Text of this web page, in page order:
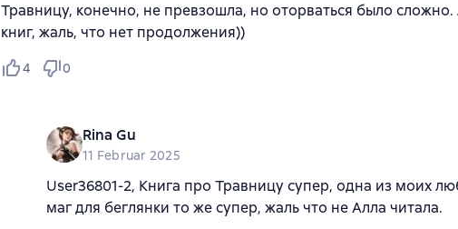
Травницу, конечно, не превзошла, но оторваться было
книг, жаль, что нет продолжения))
4 0
Rina Gu
11 Februar 2025
User36801-2, Книга про Травницу супер, одна из моих
маг для беглянки то же супер, жаль что не Алла читала.